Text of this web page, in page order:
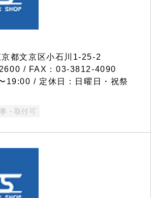
都文京区小石川1-25-2
/ FAX：03-3812-4090
19:00 / 定休日：日曜日・祝祭
・取付可